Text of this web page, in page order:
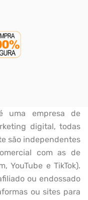
uma empresa de
digital, todas
são independentes
com as de
YouTube e TikTok).
ou endossado
ou sites para